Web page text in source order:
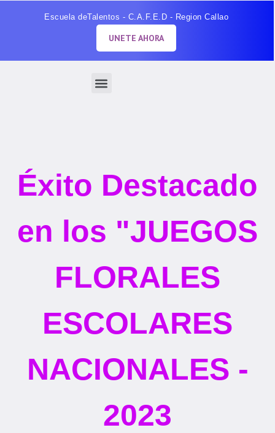
Escuela deTalentos - C.A.F.E.D - Region Callao
UNETE AHORA
Éxito Destacado
en los "JUEGOS
FLORALES
ESCOLARES
NACIONALES -
2023